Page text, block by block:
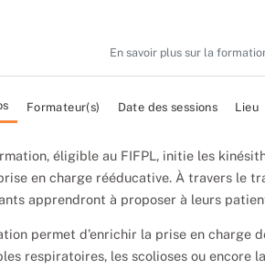
En savoir plus sur la
Formateur(s) Date des sessions Lieu
éligible au FIFPL, initie les
en charge rééducative. À travers le
apprendront à proposer à leurs
permet d’enrichir la prise en charge
respiratoires, les scolioses ou encore